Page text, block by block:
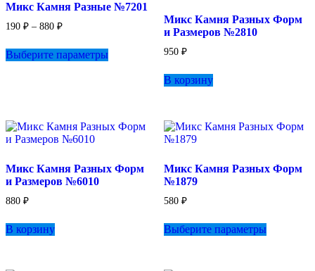
выбрать
товара.
Микс Камня Разные №7201
190 ₽ – 880 ₽Диапазон
190 ₽
–
Выберите параметры
выбрать
товара.
Микс Камня Разных Форм
и Размеров №2810
950 ₽
В корзину
Микс Камня Разных Форм
и Размеров №6010
880 ₽
В корзину
Микс Камня Разных Форм
№1879
580 ₽
Выберите параметрытовар